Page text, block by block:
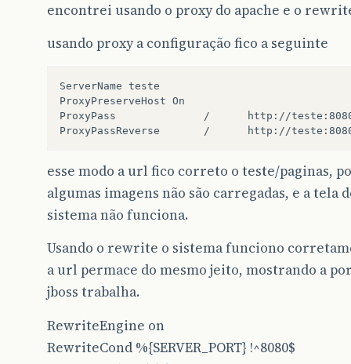
encontrei usando o proxy do apache e o
usando proxy a configuração fico a seguinte
ServerName teste
ProxyPreserveHost On
ProxyPass              /      http://
esse modo a url fico correto o teste/paginas,
algumas imagens não são carregadas, e a tela
sistema não funciona.
Usando o rewrite o sistema funciono
a url permace do mesmo jeito, mostrando a
jboss trabalha.
RewriteEngine on
RewriteCond %{SERVER_PORT} !^8080$